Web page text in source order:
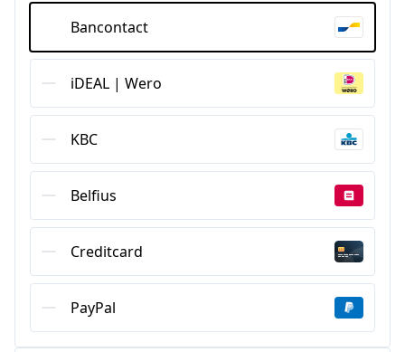
Bancontact
iDEAL | Wero
KBC
Belfius
Creditcard
PayPal